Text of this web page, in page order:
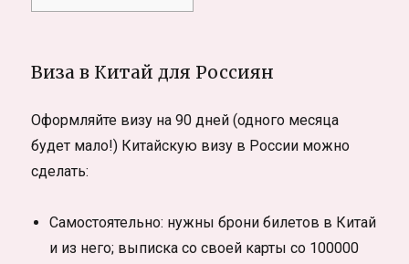
Виза в Китай для Россиян
Оформляйте визу на 90 дней (одного месяца
будет мало!) Китайскую визу в России можно
сделать:
Самостоятельно: нужны брони билетов в Китай
и из него; выписка со своей карты со 100000